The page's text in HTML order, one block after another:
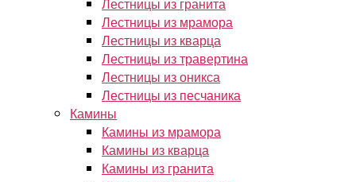
Лестницы из мрамора
Лестницы из кварца
Лестницы из травертина
Лестницы из оникса
Лестницы из песчаника
Камины
Камины из мрамора
Камины из кварца
Камины из гранита